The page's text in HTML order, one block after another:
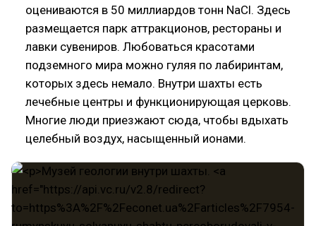
оцениваются в 50 миллиардов тонн NaCl. Здесь
размещается парк аттракционов, рестораны и
лавки сувениров. Любоваться красотами
подземного мира можно гуляя по лабиринтам,
которых здесь немало. Внутри шахты есть
лечебные центры и функционирующая церковь.
Многие люди приезжают сюда, чтобы вдыхать
целебный воздух, насыщенный ионами.